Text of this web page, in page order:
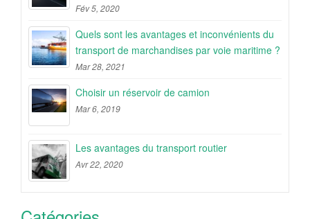
Fév 5, 2020
Quels sont les avantages et inconvénients du
transport de marchandises par voie maritime ?
Mar 28, 2021
Choisir un réservoir de camion
Mar 6, 2019
Les avantages du transport routier
Avr 22, 2020